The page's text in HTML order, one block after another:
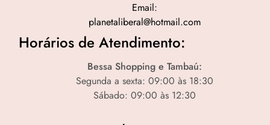
Email:
planetaliberal@hotmail.com
Horários de Atendimento:
Bessa Shopping e Tambaú:
Segunda a sexta: 09:00 às 18:30
Sábado: 09:00 às 12:30